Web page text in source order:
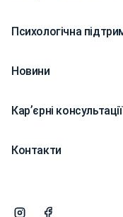
Психологічна
Новини
Карʼєрні консультації
Контакти